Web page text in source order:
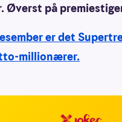
Øverst på
er det
millionærer.